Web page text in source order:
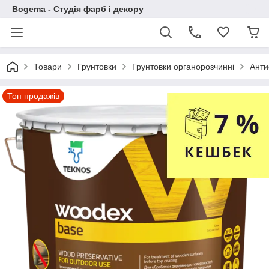
Bogema - Студія фарб і декору
Товари Грунтовки Грунтовки органорозчинні
Топ продажів